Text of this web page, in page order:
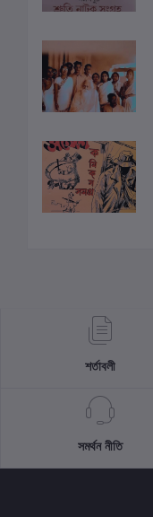
শর্তাবলী
সমর্থন নীতি